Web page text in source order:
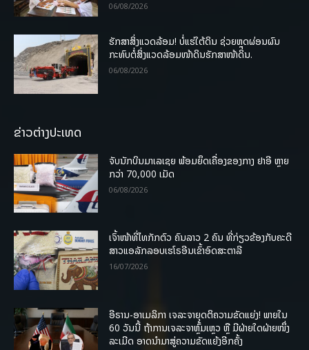
06/08/2026
ຮັກສາສິ່ງແວດລ້ອມ! ບໍ່ແຮ່ໃຕ້ດິນ ຊ່ວຍຫຼຸດຜ່ອນຜົນ
ກະທົບຕໍ່ສິ່ງແວດລ້ອມໜ້າດິນຮັກສາໜ້າດິນ.
06/08/2026
ຂ່າວຕ່າງປະເທດ
ຈັບນັກບິນມາເລເຊຍ ພ້ອມຍຶດເຄື່ອງຂອງກາງ ຢາອີ ຫຼາຍ
ກວ່າ 70,000 ເມັດ
06/08/2026
ເຈົ້າໜ້າທີ່ໄທກັກຕົວ ຄົນລາວ 2 ຄົນ ທີ່ກ່ຽວຂ້ອງກັບຄະດີ
ສາວແອລັກລອບເຮໂຣອີນເຂົ້າອົດສະຕາລີ
16/07/2026
ອີຣານ-ອາເມລິກາ ເຈລະຈາຍຸດຕິຄວາມຂັດແຍ່ງ! ພາຍໃນ
60 ວັນນີ້ ຖ້າການເຈລະຈາຫຼົ້ມເຫຼວ ຫຼື ມີຝ່າຍໃດຝ່າຍໜຶ່ງ
ລະເມີດ ອາດນໍາມາສູ່ຄວາມຂັດແຍ້ງອີກຄັ້ງ